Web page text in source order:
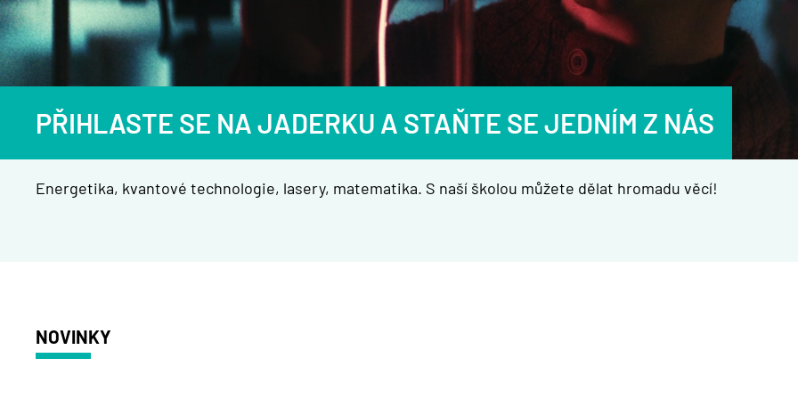
PŘIHLASTE SE NA JADERKU A STAŇTE SE JEDNÍM Z NÁS
Energetika, kvantové technologie, lasery, matematika. S naší školou můžete dělat hromadu věcí!
NOVINKY